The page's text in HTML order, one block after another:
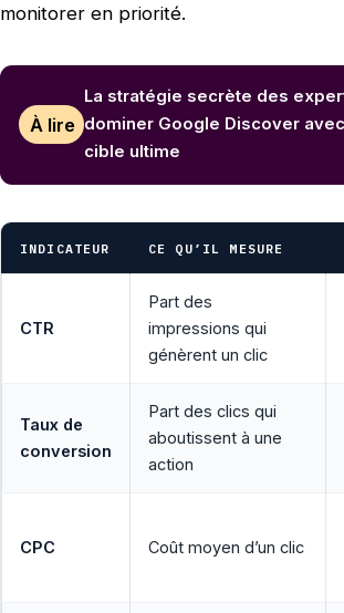
monitorer en priorité.
À lire
La stratégie secrète des
dominer Google Discover
cible ultime
INDICATEUR CE QU’IL MESURE
CTR
Part des
impressions qui
génèrent un clic
Taux de
conversion
Part des clics qui
aboutissent à une
action
CPC Coût moyen d’un clic